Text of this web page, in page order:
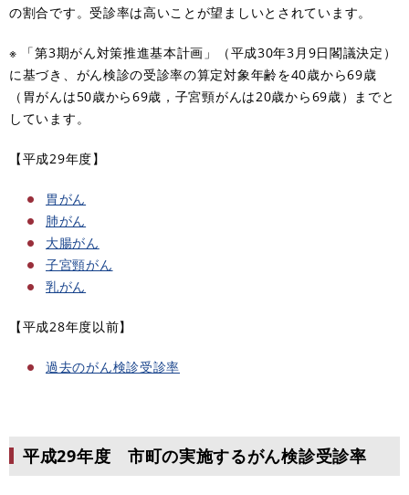
の割合です。受診率は高いことが望ましいとされています。
※ 「第3期がん対策推進基本計画」（平成30年3月9日閣議決定）
に基づき、がん検診の受診率の算定対象年齢を40歳から69歳
（胃がんは50歳から69歳，子宮頸がんは20歳から69歳）までと
しています。
【平成29年度】
胃がん
肺がん
大腸がん
子宮頸がん
乳がん
【平成28年度以前】
過去のがん検診受診率
平成29年度 市町の実施するがん検診受診率